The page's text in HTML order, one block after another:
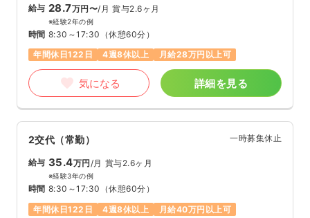
給与 28.7万円〜/月 賞与2.6ヶ月
※経験2年の例
時間 8:30～17:30 （休憩60分）
年間休日122日
4週8休以上 月給28万円以上可
気になる 詳細を見る
2交代（常勤） 一時募集休止
給与 35.4万円/月 賞与2.6ヶ月
※経験3年の例
時間 8:30～17:30 （休憩60分）
年間休日122日
4週8休以上 月給40万円以上可